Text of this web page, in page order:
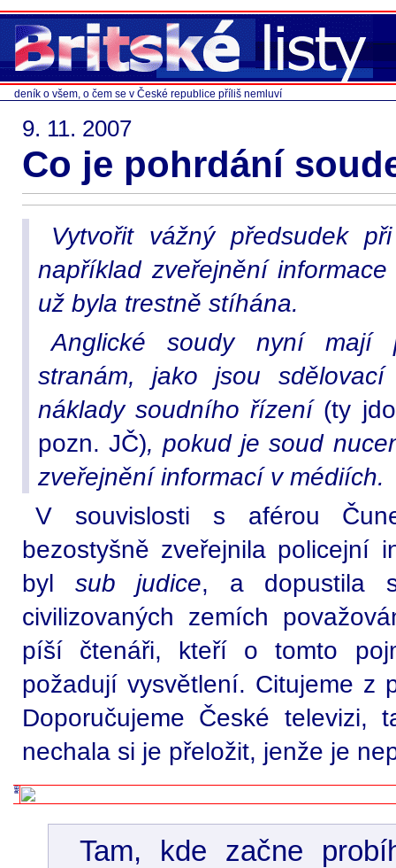
deník o všem, o čem se v České republice příliš nemluví
9. 11. 2007
Co je pohrdání
Vytvořit vážný předsudek
například zveřejnění
už byla trestně stíhána.
Anglické soudy nyní mají
stranám, jako jsou
náklady soudního řízení (ty
pozn. JČ), pokud je soud
zveřejnění informací v médiích.
V souvislosti s aférou
bezostyšně zveřejnila policejní
byl sub judice, a dopustila
civilizovaných zemích
píší čtenáři, kteří o tomto
požadují vysvětlení. Citujeme z
Doporučujeme České televizi,
nechala si je přeložit, jenže je
Tam, kde začne